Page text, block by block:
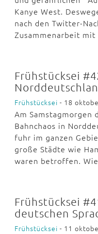
Kanye West.
nach den Twitter-
Zusammenarbeit
Frühstücksei
Frühstücksei - 18
Am Samstagmorgen
Bahnchaos in
fuhr im ganzen
große Städte wie
waren betroffen.
Frühstücksei
deutschen
Frühstücksei - 11